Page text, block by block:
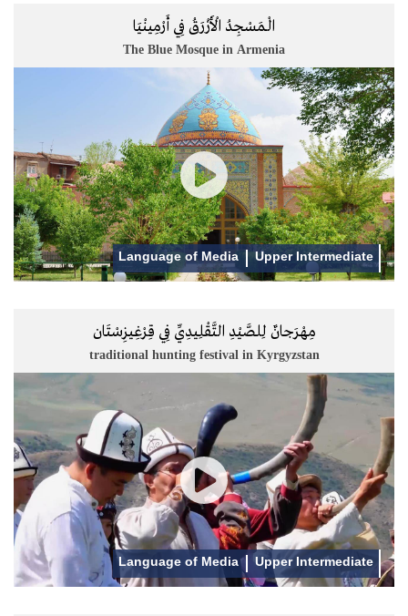
الْـمَسْجِدُ الْأَزْرَقُ فِي أَرْمِينْيَا
The Blue Mosque in Armenia
Language of Media Upper Intermediate
مِهْرَجانٌ لِلصَّيْدِ التَّقْلِيدِيِّ فِي قِرْغِيزِسْتَان
traditional hunting festival in Kyrgyzstan
Language of Media Upper Intermediate